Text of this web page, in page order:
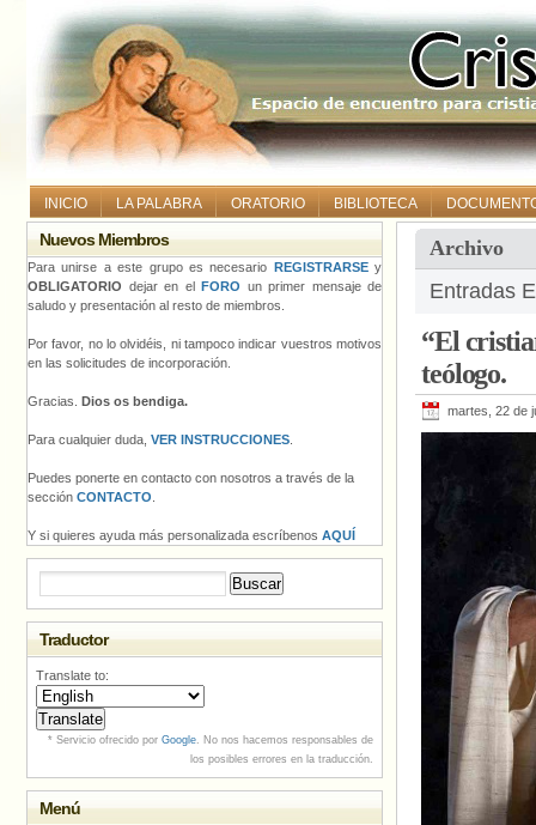
INICIO LA PALABRA ORATORIO BIBLIOTECA
Archivo
Entradas
“El
teólogo.
martes, 22 de
Nuevos Miembros
Para unirse a este grupo es necesario REGISTRARSEy
OBLIGATORIO dejar en el FORO un primer mensaje de
saludo y presentación al resto de miembros.
Por favor, no lo olvidéis, ni tampoco indicar vuestros motivos
en las solicitudes de incorporación.
Gracias. Dios os bendiga.
Para cualquier duda, VER INSTRUCCIONES
Puedes ponerte en contacto con nosotros a través de la
sección CONTACTO
Y si quieres ayuda más personalizada escríbenos AQUÍ
Traductor
Translate to:
* Servicio ofrecido por Google. No nos hacemos responsables de
los posibles errores en la traducción.
Menú